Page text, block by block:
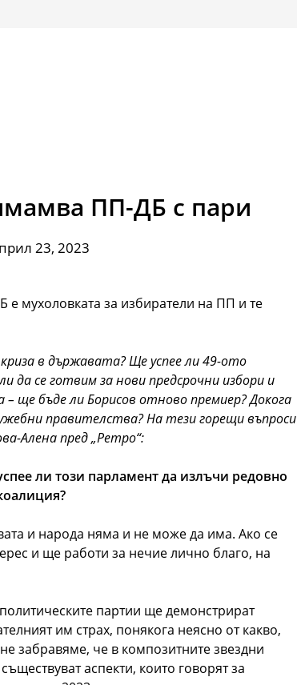
ПП-ДБ с пари
23, 2023
е мухоловката за избиратели на ПП и те
в държавата? Ще успее ли 49-ото
да се готвим за нови предсрочни избори и
ще бъде ли Борисов отново премиер? Докога
правителства? На тези горещи въпроси
Алена пред „Ретро“:
ли този парламент да излъчи редовно
и народа няма и не може да има. Ако се
и ще работи за нечие лично благо, на
партии ще демонстрират
им страх, понякога неясно от какво,
забравяме, че в композитните звездни
аспекти, които говорят за